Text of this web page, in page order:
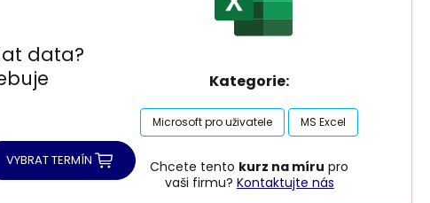
data?
VYBRAT TERMÍN
Kategorie:
Microsoft pro uživatele MS Excel
Chcete tento kurz na míru pro
vaši firmu? Kontaktujte nás